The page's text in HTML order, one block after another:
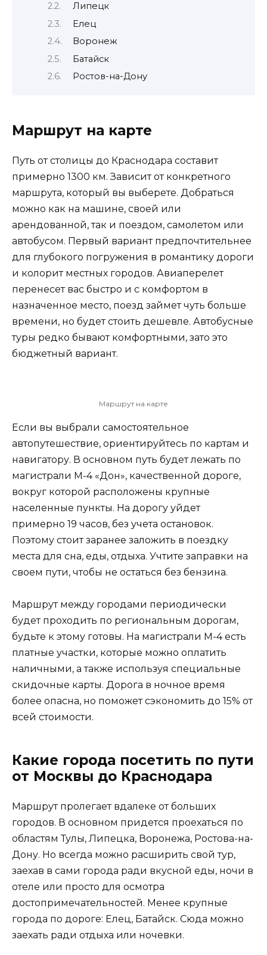
Липецк
Елец
Воронеж
Батайск
Ростов-на-Дону
Маршрут на карте
Путь от столицы до Краснодара составит
примерно 1300 км. Зависит от конкретного
маршрута, который вы выберете. Добраться
можно как на машине, своей или
арендованной, так и поездом, самолетом или
автобусом. Первый вариант предпочтительнее
для глубокого погружения в романтику дороги
и колорит местных городов. Авиаперелет
перенесет вас быстро и с комфортом в
назначенное место, поезд займет чуть больше
времени, но будет стоить дешевле. Автобусные
туры редко бывают комфортными, зато это
бюджетный вариант.
Маршрут на карте
Если вы выбрали самостоятельное
автопутешествие, ориентируйтесь по картам и
навигатору. В основном путь будет лежать по
магистрали М-4 «Дон», качественной дороге,
вокруг которой расположены крупные
населенные пункты. На дорогу уйдет
примерно 19 часов, без учета остановок.
Поэтому стоит заранее заложить в поездку
места для сна, еды, отдыха. Учтите заправки на
своем пути, чтобы не остаться без бензина.
Маршрут между городами периодически
будет проходить по региональным дорогам,
будьте к этому готовы. На магистрали М-4 есть
платные участки, которые можно оплатить
наличными, а также используя специальные
скидочные карты. Дорога в ночное время
более опасна, но поможет сэкономить до 15% от
всей стоимости.
Какие города посетить по пути
от Москвы до Краснодара
Маршрут пролегает вдалеке от больших
городов. В основном придется проехаться по
областям Тулы, Липецка, Воронежа, Ростова-на-
Дону. Но всегда можно расширить свой тур,
заехав в сами города ради вкусной еды, ночи в
отеле или просто для осмотра
достопримечательностей. Менее крупные
города по дороге: Елец, Батайск. Сюда можно
заехать ради отдыха или ночевки.